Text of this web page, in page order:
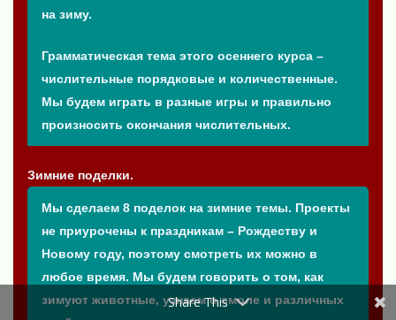
на зиму.
Грамматическая тема этого осеннего курса –
числительные порядковые и количественные.
Мы будем играть в разные игры и правильно
произносить окончания числительных.
Зимние поделки.
Мы сделаем 8 поделок на зимние темы. Проекты
не приурочены к праздникам – Рождеству и
Новому году, поэтому смотреть их можно в
любое время. Мы будем говорить о том, как
зимуют животные, узнаем о смоле и различных
Share This